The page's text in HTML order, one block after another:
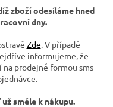
zboží odesíláme hned
dny.
Zde. V případě
informujeme, že
prodejně formou sms
směle k nákupu.